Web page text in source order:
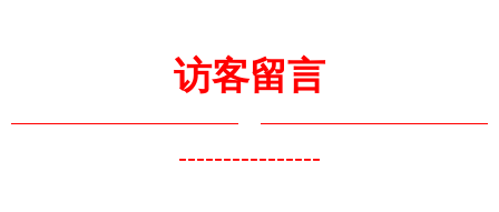
确认观念的
访客留言
----------------